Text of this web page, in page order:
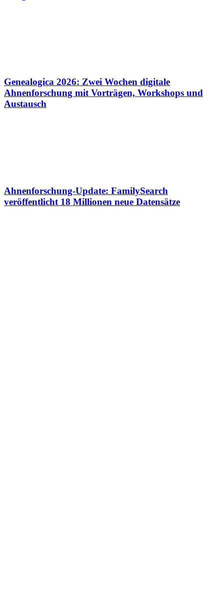
Genealogica 2026: Zwei Wochen digitale
Ahnenforschung mit Vorträgen, Workshops und
Austausch
Ahnenforschung-Update: FamilySearch
veröffentlicht 18 Millionen neue Datensätze